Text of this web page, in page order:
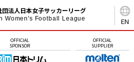
EN
団法人日本女子サッカーリーグ
Women's Football League
OFFICIAL
SPONSOR
OFFICIAL
SUPPLIER